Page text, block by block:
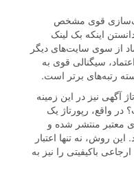
قوی مشخص
اینکه بک لینک
از سوی سایت‌های دیگر
سیگنالی قوی به
رتبه‌های برتر است.
آگهی نیز در این زمینه
واقع، رپورتاژ یک
معتبر منتشر شده و
روش، نه تنها اعتبار
باکیفیتی را نیز به